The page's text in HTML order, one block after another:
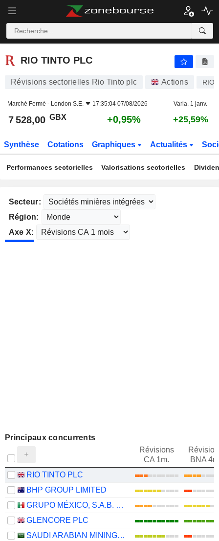
RIO TINTO PLC
RIO TINTO PLC
Révisions sectorielles Rio Tinto plc Actions RIO
Marché Fermé - London S.E. 17:35:04 07/08/2026 Varia. 1 janv.
7 528,00 GBX +0,95% +25,59%
Synthèse Cotations Graphiques Actualités
Performances sectorielles Valorisations sectorielles
Secteur:
Région:
Axe X:
Principaux concurrents
Révisions
CA 1m.
BNA
RIO TINTO PLC
BHP GROUP LIMITED
GRUPO MÉXICO, S.A.B. DE C.V.
GLENCORE PLC
SAUDI ARABIAN MINING COMPANY (MAADEN)